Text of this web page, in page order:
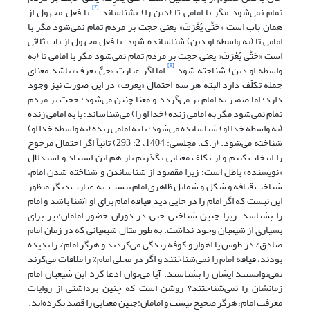
تمام نمی‌شود مگر با امامی تا (دین را) بشناساند؛[7] یا فعل مجهول از
همان باب است «حَتَّى یُعَّرَفَ» یعنی حجت بر مردم تمام نمی‌شود مگر با
امامی تا (به واسطه او دین) شناسانده شود؛ یا فعل مجهول از باب ثلاثی
است «حَتَّى یُعْرَفَ» یعنی حجت بر مردم تمام نمی‌شود مگر با امامی تا (به
واسطه او دین) شناخته شود.[8] اما اگر عبارت «حَیٌّ یعرف» باشد معنای
جمله تکلّف دارد البته هر سه احتمال «یعرف» در این صورت نیز وجود
دارد؛ اما ضمیر به امام بر می‌گردد و معنا چنین می‌شود: حجت بر مردم
تمام نمی‌شود مگر به امامی زنده (خدا او را) می‌شناساند؛ یا به امامی زنده
(به واسطه خدا او) شناسانده می‌شود؛ یا به امامی زنده (به واسطه خدا او)
شناخته می‌شود. (ر.ک. ‏مجلسى: 1404، 2: 293) ثانیاً اگر احتمال مرجوح
را انتخاب کنیم و از تکلف معنایی بگذریم باز هم این استناد و استدلال
«نویسنده» باطل است؛ زیرا مقصود از شناساندن و شناخته شدن امام،
شناخت قیافه و شکل و شمایل ظاهری امام نیست. به عبارت دیگر منظور
این نیست که اگر امام را در جایی دید قیافه امام برای او آشنا باشد و امام
را بشناسد. زیرا چنین شناختی حتی در دوران حضور امامان:نیز برای
بسیاری از شیعیان وجود نداشت. به طور مثال شیعیانی که در زمان امام
صادق% در طوس یا اهواز و کوفه زندگی می‌کردند و هرگز امام% را ندیده
بودند، قیافه امام را نمی‌شناختند و اگر در محلی امام% را ملاقات می‌کرند
نمی‌توانستند ایشان را بشناسند. آیا می‌توان ادعا کرد این شیعیان امام
زمانشان را نمی‌شناختند؟ روشن است که چنین برداشتی از روایات
معرفت امام، هرگز صحیح نیست و امامان:چنین معنایی را قصد نکرده‌اند.